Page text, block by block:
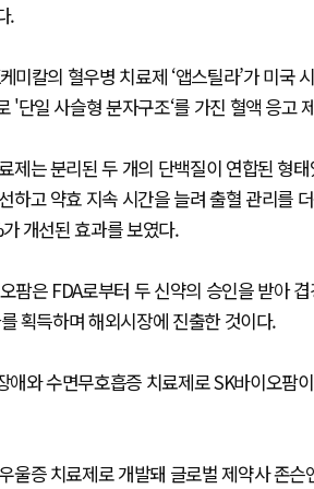
.
미칼의 혈우병 치료제 ‘앱스틸라’가 미국
'단일 사슬형 분자구조‘를 가진 혈액 응고
제는 분리된 두 개의 단백질이 연합된 형
하고 약효 지속 시간을 늘려 출혈 관리를
개선된 효과를 보였다.
팜은 FDA로부터 두 신약의 승인을 받아
획득하며 해외시장에 진출한 것이다.
애와 수면무호흡증 치료제로 SK바이오팜
울증 치료제로 개발돼 글로벌 제약사 존